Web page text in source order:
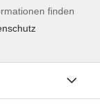
finden